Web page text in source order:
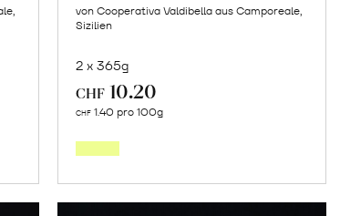
von Cooperativa Valdibella aus Camporeale,
Sizilien
2 x 365g
CHF 10.20
CHF 1.40 pro 100g